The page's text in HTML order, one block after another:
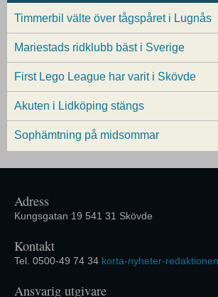
Timmerbil välte över tågspåret i Lugnås
Mariestads ridklubb bäst i Sverige
First Lego League har varit i Skövde
Akuten i Lidköping stängs
Sophämtning på midsommar
Adress
Kungsgatan 19 541 31 Skövde
Kontakt
Tel. 0500-49 74 34 korta-nyheter-
Ansvarig utgivare